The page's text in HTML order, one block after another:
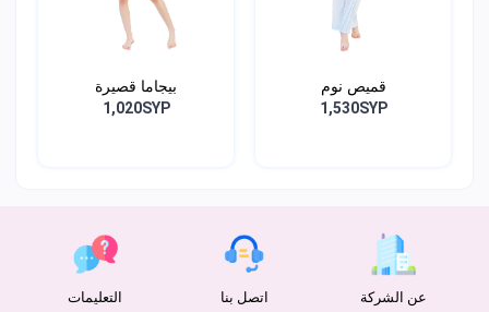
قميص نوم
1,530SYP
بيجاما قصيرة
1,020SYP
عن الشركة اتصل بنا التعليمات